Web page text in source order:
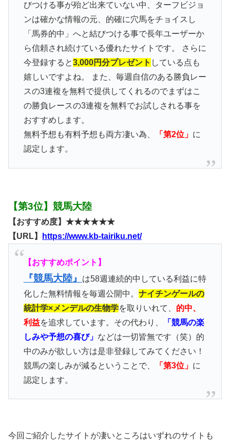
びつける事が殆ど出来ていない中、ターフビジョ
ンは確かな情報の元、的確に穴馬をチョイスし
「馬券的中」へと結びつける事で長年ユーザーか
ら信頼され続けている優れたサイトです。 さらに
今登録すると3,000円分プレゼント している点も
嬉しいですよね。 また、毎週自信のある勝負レー
スの3連複を無料で提供してくれるのでまずはこ
の勝負レースの3連複を無料でお試しされる事を
おすすめします。
無料予想も有料予想も両方凄い為、
「第2位」 に
認定します。
【第3位】競馬大陸
【おすすめ度】★★★★★★
【URL】
https://www.kb-tairiku.net/
【おすすめポイント】
『競馬大陸』
は58週連続的中している利益に特
化した無料情報を毎週公開中。 ナイチンゲールの
統計学×メンデルの生物学を取りいれて、 的中、
利益を追求しています。その代わり、
「競馬の楽
しみや予想の喜び」 などは一切皆無です（笑）的
中のみが欲しい方は是非登録してみてください！
競馬の楽しみが減るということで、
「第3位」 に
認定します。
今回ご紹介したサイトが凄いところはいずれのサイトも